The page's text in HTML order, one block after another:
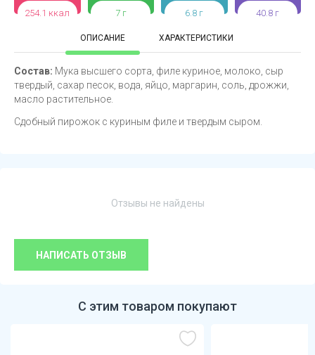
254.1 ккал 7 г 6.8 г 40.8 г
ОПИСАНИЕ ХАРАКТЕРИСТИКИ
Состав: Мука высшего сорта, филе куриное, молоко, сыр
твердый, сахар песок, вода, яйцо, маргарин, соль, дрожжи,
масло растительное.
Сдобный пирожок с куриным филе и твердым сыром.
Отзывы не найдены
НАПИСАТЬ ОТЗЫВ
С этим товаром покупают